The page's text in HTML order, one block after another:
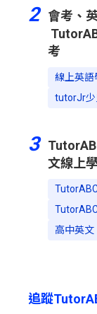
2
會考、
考
線上英語
tutorJr少
3
文線上
高中英文
追蹤